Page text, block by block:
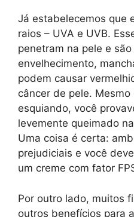
Já estabelecemos que
raios – UVA e UVB.
penetram na pele e
envelhecimento,
podem causar
câncer de pele.
esquiando, você
levemente queimado
Uma coisa é certa:
prejudiciais e você
um creme com fator
Por outro lado, muitos
outros benefícios para